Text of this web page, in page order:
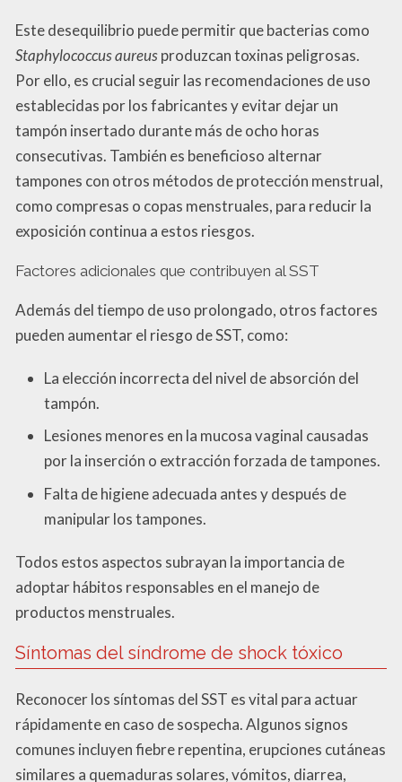
Este desequilibrio puede permitir que bacterias como
Staphylococcus aureusproduzcan toxinas peligrosas.
Por ello, es crucial seguir las recomendaciones de uso
establecidas por los fabricantes y evitar dejar un
tampón insertado durante más de ocho horas
consecutivas. También es beneficioso alternar
tampones con otros métodos de protección menstrual,
como compresas o copas menstruales, para reducir la
exposición continua a estos riesgos.
Factores adicionales que contribuyen al SST
Además del tiempo de uso prolongado, otros factores
pueden aumentar el riesgo de SST, como:
La elección incorrecta del nivel de absorción del
tampón.
Lesiones menores en la mucosa vaginal causadas
por la inserción o extracción forzada de tampones.
Falta de higiene adecuada antes y después de
manipular los tampones.
Todos estos aspectos subrayan la importancia de
adoptar hábitos responsables en el manejo de
productos menstruales.
Síntomas del síndrome de shock tóxico
Reconocer los síntomas del SST es vital para actuar
rápidamente en caso de sospecha. Algunos signos
comunes incluyen fiebre repentina, erupciones cutáneas
similares a quemaduras solares, vómitos, diarrea,